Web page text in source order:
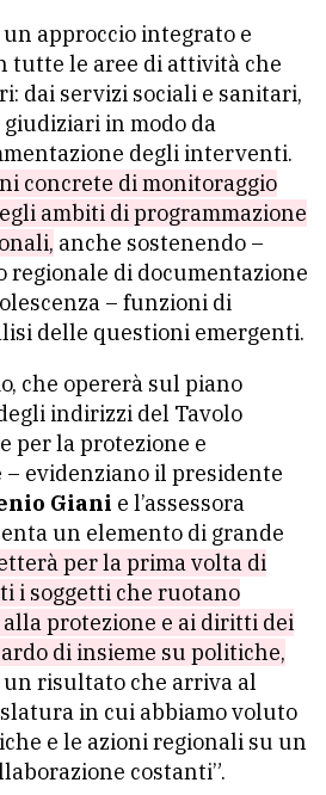
approccio integrato e
le aree di attività che
dai servizi sociali e sanitari,
in modo da
degli interventi.
concrete di monitoraggio
ambiti di programmazione
anche sostenendo –
regionale di documentazione
– funzioni di
delle questioni emergenti.
che opererà sul piano
indirizzi del Tavolo
per la protezione e
– evidenziano il presidente
Giani e l’assessora
un elemento di grande
per la prima volta di
i soggetti che ruotano
protezione e ai diritti dei
di insieme su politiche,
un risultato che arriva al
in cui abbiamo voluto
e le azioni regionali su un
costanti”.